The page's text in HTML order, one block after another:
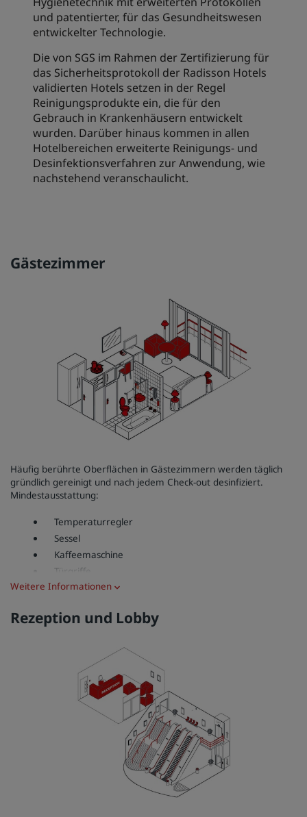
und patentierter, für das Gesundheitswesen
entwickelter Technologie.
Die von SGS im Rahmen der Zertifizierung für
das Sicherheitsprotokoll der Radisson Hotels
validierten Hotels setzen in der Regel
Reinigungsprodukte ein, die für den
Gebrauch in Krankenhäusern entwickelt
wurden. Darüber hinaus kommen in allen
Hotelbereichen erweiterte Reinigungs- und
Desinfektionsverfahren zur Anwendung, wie
nachstehend veranschaulicht.
Gästezimmer
Häufig berührte Oberflächen in Gästezimmern werden täglich
gründlich gereinigt und nach jedem Check-out desinfiziert.
Mindestausstattung:
Temperaturregler
Sessel
Kaffeemaschine
Türgriffe
Möbelgriffe
Minibar (gesperrt)
Zimmerzubehör (Wasserkocher, Bügeleisen,
Haartrockner)
Schalter
Tischplatten
Waschbecken und Armaturen im Badezimmer
Toilettensitz, Spülung, Spritzschutz, Toilettenbürste
Duscharmaturen
Weitere Informationen
Rezeption und Lobby